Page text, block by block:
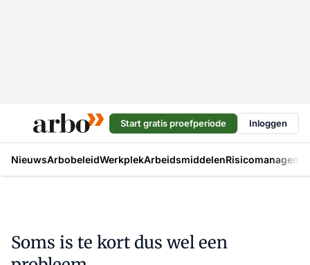
Start gratis proefperiode Inloggen
NieuwsArbobeleidWerkplekArbeidsmiddelen
Soms is te kort dus wel een